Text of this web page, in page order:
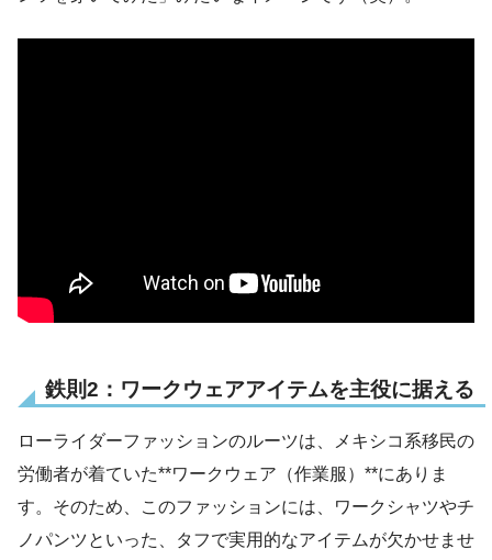
鉄則2：ワークウェアアイテムを主役に据える
ローライダーファッションのルーツは、メキシコ系移民の
労働者が着ていた**ワークウェア（作業服）**にありま
す。そのため、このファッションには、ワークシャツやチ
ノパンツといった、タフで実用的なアイテムが欠かせませ